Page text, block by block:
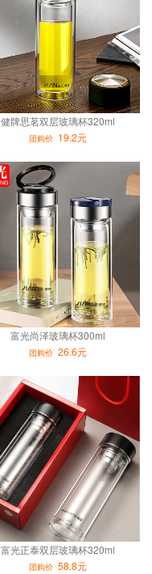
健牌思茗双层玻璃杯320ml
团购价19.2元
富光尚泽玻璃杯300ml
团购价26.6元
富光正泰双层玻璃杯320ml
团购价58.8元